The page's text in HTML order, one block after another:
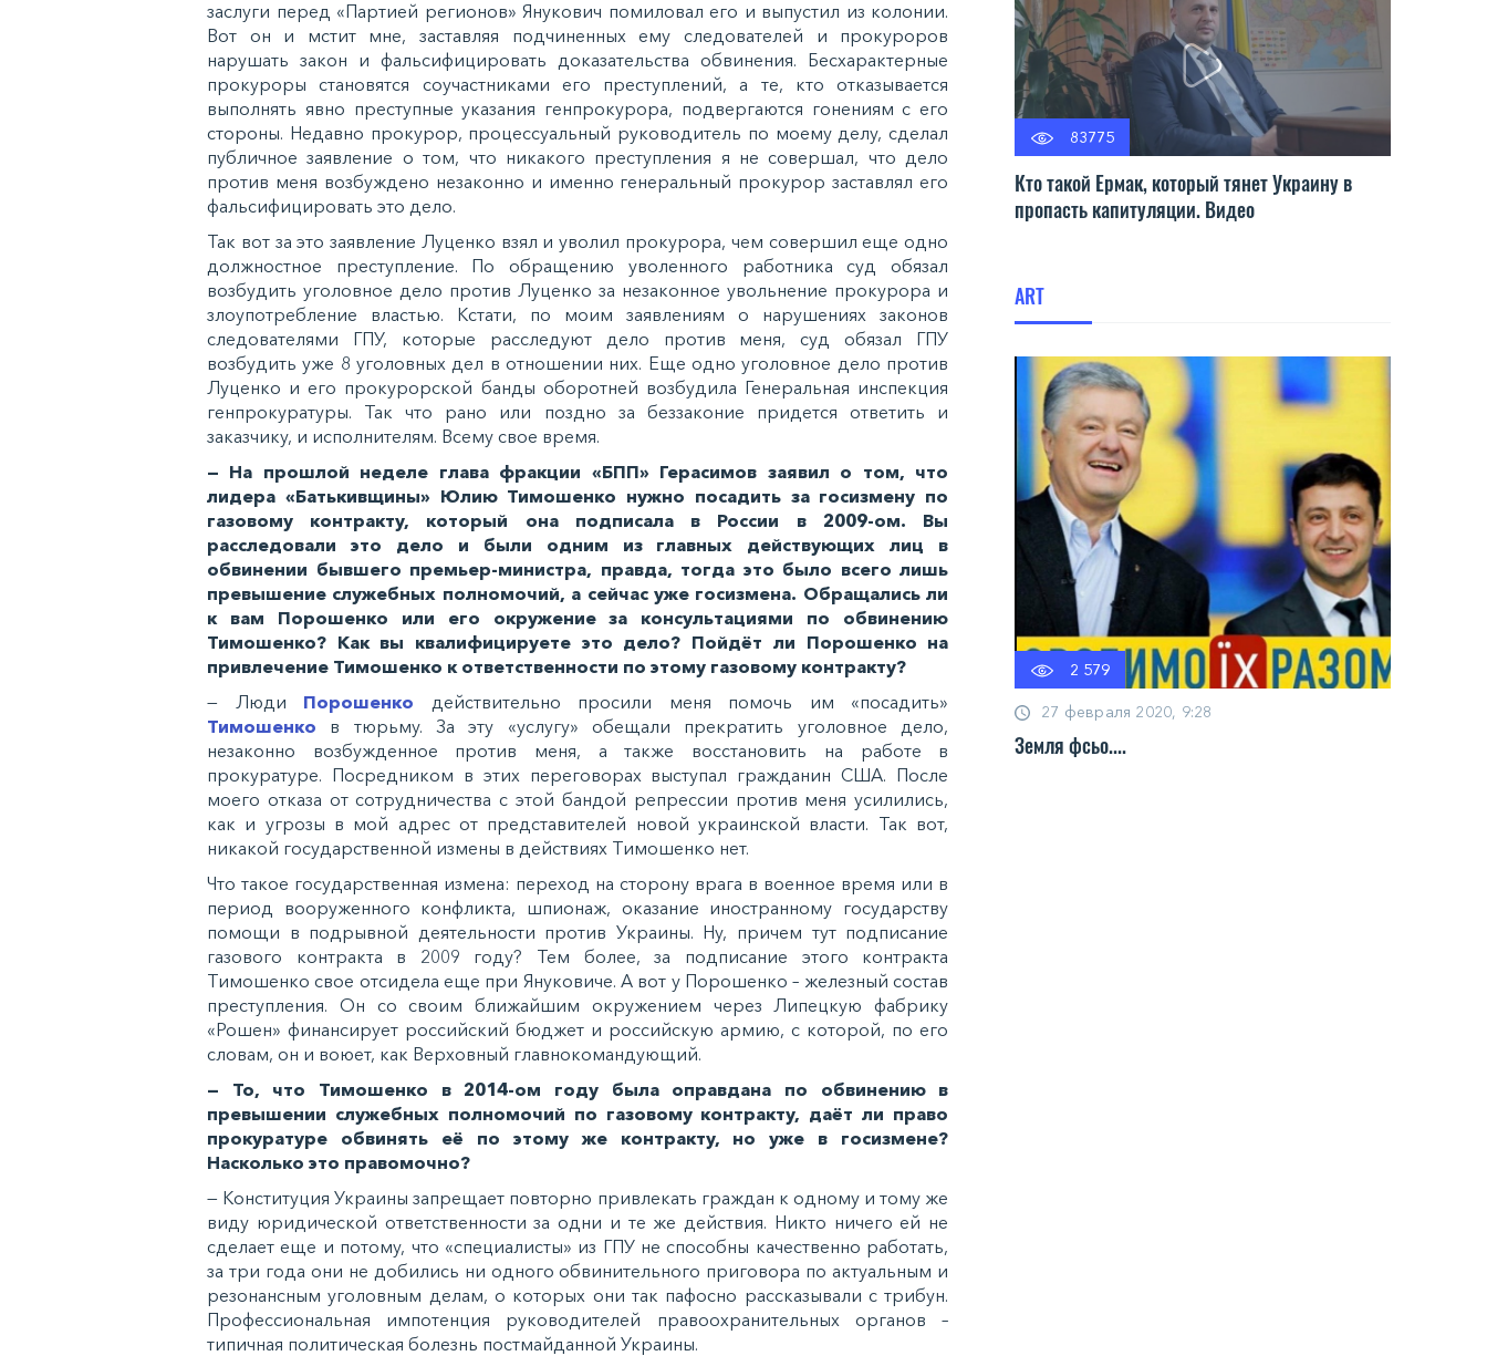
заслуги перед «Партией регионов» Янукович помиловал его и выпустил из колонии.
Вот он и мстит мне, заставляя подчиненных ему следователей и прокуроров
нарушать закон и фальсифицировать доказательства обвинения. Бесхарактерные
прокуроры становятся соучастниками его преступлений, а те, кто отказывается
выполнять явно преступные указания генпрокурора, подвергаются гонениям с его
стороны. Недавно прокурор, процессуальный руководитель по моему делу, сделал
публичное заявление о том, что никакого преступления я не совершал, что дело
против меня возбуждено незаконно и именно генеральный прокурор заставлял его
фальсифицировать это дело.
Так вот за это заявление Луценко взял и уволил прокурора, чем совершил еще одно
должностное преступление. По обращению уволенного работника суд обязал
возбудить уголовное дело против Луценко за незаконное увольнение прокурора и
злоупотребление властью. Кстати, по моим заявлениям о нарушениях законов
следователями ГПУ, которые расследуют дело против меня, суд обязал ГПУ
возбудить уже 8 уголовных дел в отношении них. Еще одно уголовное дело против
Луценко и его прокурорской банды оборотней возбудила Генеральная инспекция
генпрокуратуры. Так что рано или поздно за беззаконие придется ответить и
заказчику, и исполнителям. Всему свое время.
— На прошлой неделе глава фракции «БПП» Герасимов заявил о том, что
лидера «Батькивщины» Юлию Тимошенко нужно посадить за госизмену по
газовому контракту, который она подписала в России в 2009-ом. Вы
расследовали это дело и были одним из главных действующих лиц в
обвинении бывшего премьер-министра, правда, тогда это было всего лишь
превышение служебных полномочий, а сейчас уже госизмена. Обращались ли
к вам Порошенко или его окружение за консультациями по обвинению
Тимошенко? Как вы квалифицируете это дело? Пойдёт ли Порошенко на
привлечение Тимошенко к ответственности по этому газовому контракту?
— Люди Порошенко действительно просили меня помочь им «посадить»
Тимошенко в тюрьму. За эту «услугу» обещали прекратить уголовное дело,
незаконно возбужденное против меня, а также восстановить на работе в
прокуратуре. Посредником в этих переговорах выступал гражданин США. После
моего отказа от сотрудничества с этой бандой репрессии против меня усилились,
как и угрозы в мой адрес от представителей новой украинской власти. Так вот,
никакой государственной измены в действиях Тимошенко нет.
Что такое государственная измена: переход на сторону врага в военное время или в
период вооруженного конфликта, шпионаж, оказание иностранному государству
помощи в подрывной деятельности против Украины. Ну, причем тут подписание
газового контракта в 2009 году? Тем более, за подписание этого контракта
Тимошенко свое отсидела еще при Януковиче. А вот у Порошенко – железный состав
преступления. Он со своим ближайшим окружением через Липецкую фабрику
«Рошен» финансирует российский бюджет и российскую армию, с которой, по его
словам, он и воюет, как Верховный главнокомандующий.
— То, что Тимошенко в 2014-ом году была оправдана по обвинению в
превышении служебных полномочий по газовому контракту, даёт ли право
прокуратуре обвинять её по этому же контракту, но уже в госизмене?
Насколько это правомочно?
— Конституция Украины запрещает повторно привлекать граждан к одному и тому же
виду юридической ответственности за одни и те же действия. Никто ничего ей не
сделает еще и потому, что «специалисты» из ГПУ не способны качественно работать,
за три года они не добились ни одного обвинительного приговора по актуальным и
резонансным уголовным делам, о которых они так пафосно рассказывали с трибун.
Профессиональная импотенция руководителей правоохранительных органов –
типичная политическая болезнь постмайданной Украины.
83775
Кто такой Ермак, который тянет Украину в
пропасть капитуляции. Видео
ART
2 579
27 февраля 2020, 9:28
Земля фсьо....